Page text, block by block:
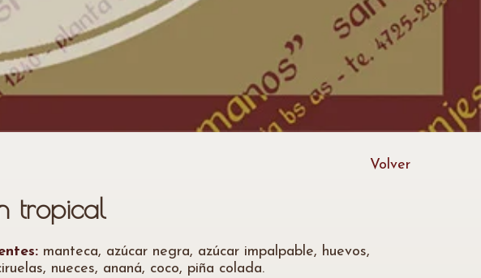
Volver
tropical
manteca, azúcar negra, azúcar impalpable, huevos,
nueces, ananá, coco, piña colada.